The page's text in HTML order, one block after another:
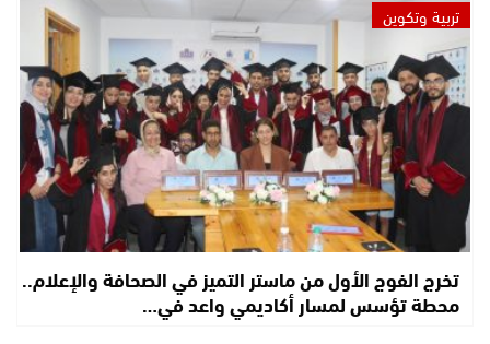
تربية وتكوين
تخرج الفوج الأول من ماستر التميز في الصحافة والإعلام..
محطة تؤسس لمسار أكاديمي واعد في…